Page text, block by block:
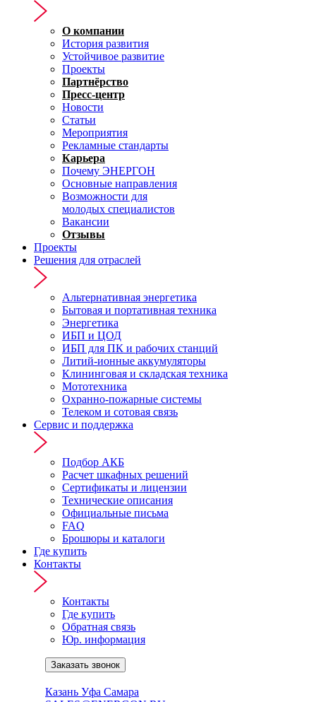
О компании
История развития
Устойчивое развитие
Проекты
Партнёрство
Пресс-центр
Новости
Статьи
Мероприятия
Рекламные стандарты
Карьера
Почему ЭНЕРГОН
Основные направления
Возможности для
молодых специалистов
Вакансии
Отзывы
Проекты
Решения для отраслей
Альтернативная энергетика
Бытовая и портативная техника
Энергетика
ИБП и ЦОД
ИБП для ПК и рабочих станций
Литий-ионные аккумуляторы
Клининговая и складская техника
Мототехника
Охранно-пожарные системы
Телеком и сотовая связь
Сервис и поддержка
Подбор АКБ
Расчет шкафных решений
Сертификаты и лицензии
Технические описания
Официальные письма
FAQ
Брошюры и каталоги
Где купить
Контакты
Контакты
Где купить
Обратная связь
Юр. информация
Заказать звонок
Казань Уфа Самара